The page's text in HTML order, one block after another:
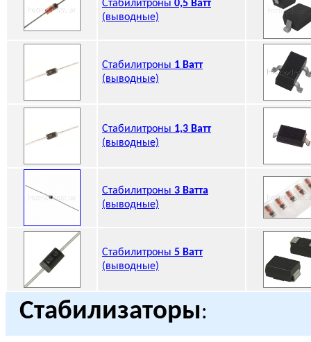
Стабилитроны 0,5 Ватт
(выводные)
Стабилитроны 1 Ватт
(выводные)
Стабилитроны 1,3 Ватт
(выводные)
Стабилитроны 3 Ватта
(выводные)
Стабилитроны 5 Ватт
(выводные)
Стабилизаторы: